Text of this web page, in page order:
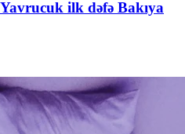
ilk dəfə Bakıya